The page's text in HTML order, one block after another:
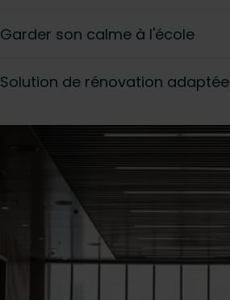
Garder son calme à l'école
Solution de rénovation adaptée